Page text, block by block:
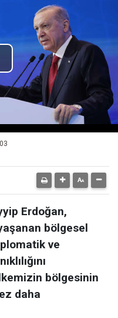
Erdoğan,
bölgesel
ve
bölgesinin
daha